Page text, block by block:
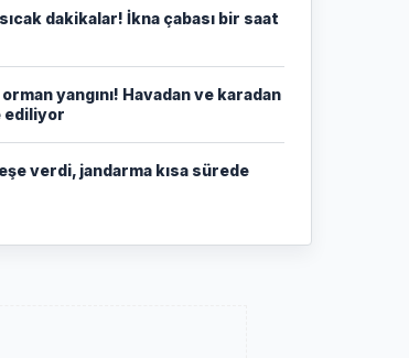
dakikalar! İkna çabası bir saat
yangını! Havadan ve karadan
ediliyor
verdi, jandarma kısa sürede